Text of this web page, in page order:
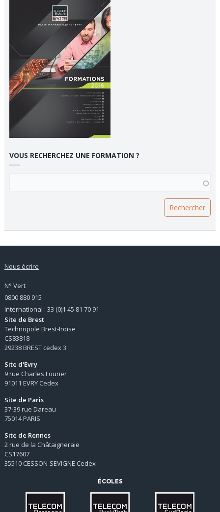
VOUS RECHERCHEZ UNE FORMATION ?
Nous écrire
N° Vert
0800 880 915
International : 33 (0)1 45 81 70 91
Site de Brest
Technopole Brest-Iroise
CS83818
29238 BREST cedex 3
Site d'Evry
9 rue Charles Fourier
91011 EVRY Cedex
Site de Paris
37-39 rue Dareau
75014 PARIS
Site de Rennes
2 rue de la Châtaigneraie
CS17607
35510 CESSON-SEVIGNE Cedex
ÉCOLES